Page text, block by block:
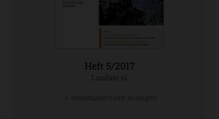
Heft 5/2017
:
Laudato si’
Inhaltsübersicht anzeigen